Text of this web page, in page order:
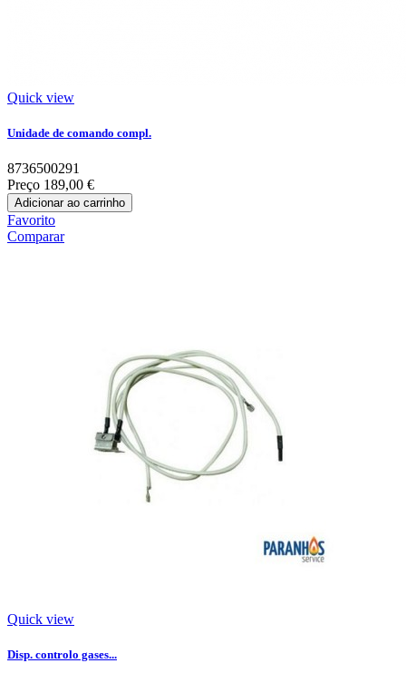
Quick view
Unidade de comando compl.
8736500291
Preço 189,00 €
Adicionar ao carrinho
Favorito
Comparar
Quick view
Disp. controlo gases...